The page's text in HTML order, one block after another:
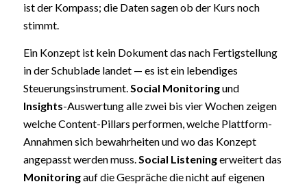
ist der Kompass; die Daten sagen ob der Kurs noch
stimmt.
Ein Konzept ist kein Dokument das nach Fertigstellung
in der Schublade landet — es ist ein lebendiges
Steuerungsinstrument.Social Monitoringund
Insights-Auswertung alle zwei bis vier Wochen zeigen
welche Content-Pillars performen, welche Plattform-
Annahmen sich bewahrheiten und wo das Konzept
angepasst werden muss.Social Listeningerweitert das
Monitoringauf die Gespräche die nicht auf eigenen